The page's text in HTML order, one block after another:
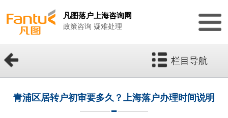
凡图落户上海咨询网
政策咨询 疑难处理
栏目导航
青浦区居转户初审要多久？上海落户办理时间说明